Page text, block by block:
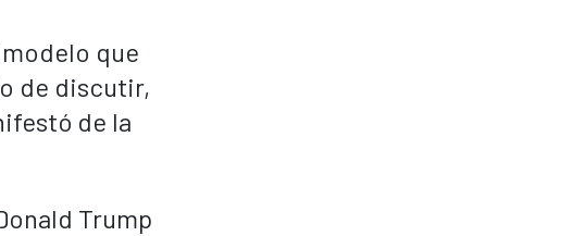
que
de discutir,
de la
Trump